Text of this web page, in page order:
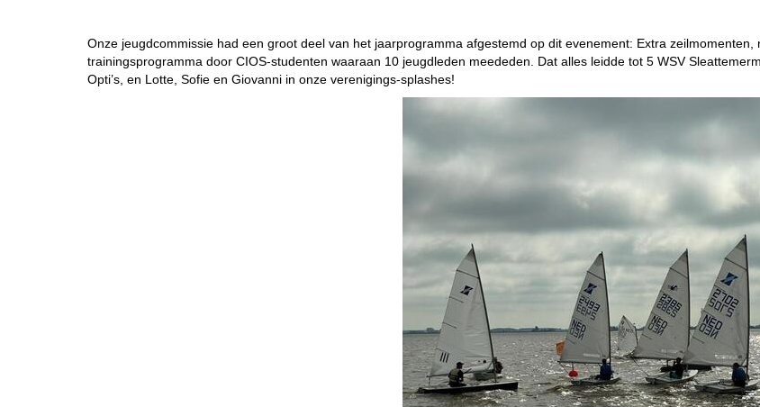
Onze jeugdcommissie had een groot deel van het jaarprogramma afgestemd op dit evenement: Extra
trainingsprogramma door CIOS-studenten waaraan 10 jeugdleden meededen. Dat alles leidde tot 5 WSV
Opti’s, en Lotte, Sofie en Giovanni in onze verenigings-splashes!